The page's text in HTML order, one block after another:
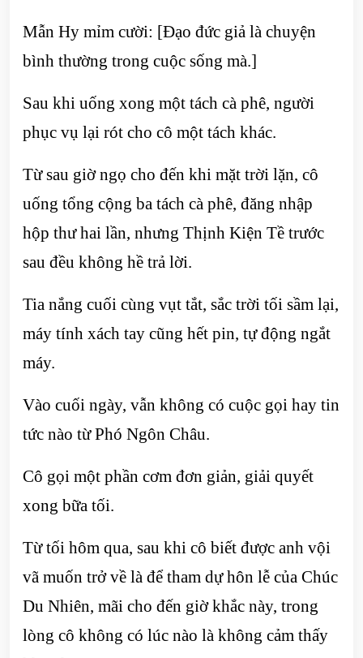
Mẫn Hy mỉm cười: [Đạo đức giả là chuyện
bình thường trong cuộc sống mà.]
Sau khi uống xong một tách cà phê, người
phục vụ lại rót cho cô một tách khác.
Từ sau giờ ngọ cho đến khi mặt trời lặn, cô
uống tổng cộng ba tách cà phê, đăng nhập
hộp thư hai lần, nhưng Thịnh Kiện Tề trước
sau đều không hề trả lời.
Tia nắng cuối cùng vụt tắt, sắc trời tối sầm lại,
máy tính xách tay cũng hết pin, tự động ngắt
máy.
Vào cuối ngày, vẫn không có cuộc gọi hay tin
tức nào từ Phó Ngôn Châu.
Cô gọi một phần cơm đơn giản, giải quyết
xong bữa tối.
Từ tối hôm qua, sau khi cô biết được anh vội
vã muốn trở về là để tham dự hôn lễ của Chúc
Du Nhiên, mãi cho đến giờ khắc này, trong
lòng cô không có lúc nào là không cảm thấy